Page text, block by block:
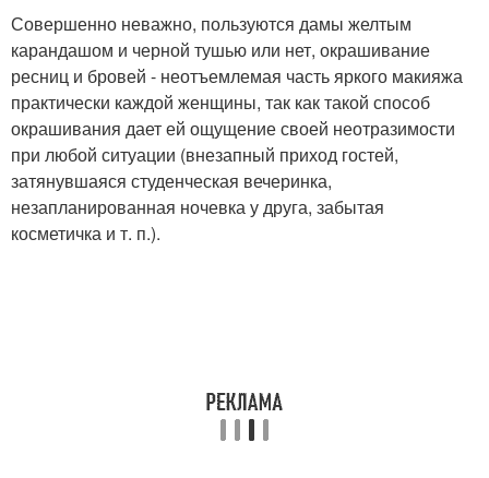
Совершенно неважно, пользуются дамы желтым
карандашом и черной тушью или нет, окрашивание
ресниц и бровей - неотъемлемая часть яркого макияжа
практически каждой женщины, так как такой способ
окрашивания дает ей ощущение своей неотразимости
при любой ситуации (внезапный приход гостей,
затянувшаяся студенческая вечеринка,
незапланированная ночевка у друга, забытая
косметичка и т. п.).